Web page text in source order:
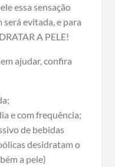
essa sensação
evitada, e para
A PELE!
ajudar, confira
e com frequência;
de bebidas
desidratam o
a pele)